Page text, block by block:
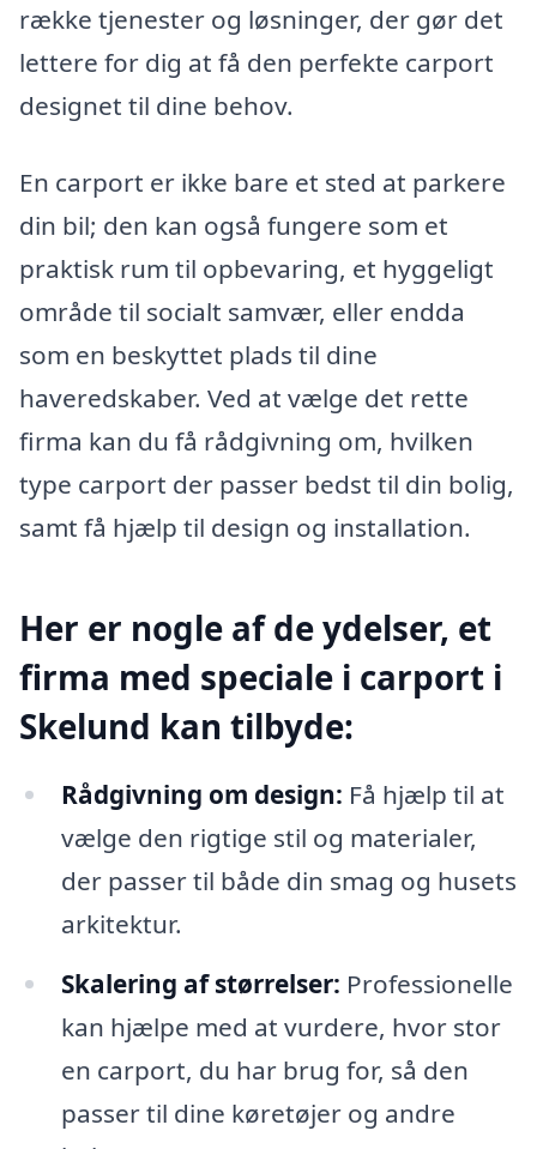
række tjenester og løsninger, der gør det
lettere for dig at få den perfekte carport
designet til dine behov.
En carport er ikke bare et sted at parkere
din bil; den kan også fungere som et
praktisk rum til opbevaring, et hyggeligt
område til socialt samvær, eller endda
som en beskyttet plads til dine
haveredskaber. Ved at vælge det rette
firma kan du få rådgivning om, hvilken
type carport der passer bedst til din bolig,
samt få hjælp til design og installation.
Her er nogle af de ydelser, et
firma med speciale i carport i
Skelund kan tilbyde:
Rådgivning om design: Få hjælp til at
vælge den rigtige stil og materialer,
der passer til både din smag og husets
arkitektur.
Skalering af størrelser: Professionelle
kan hjælpe med at vurdere, hvor stor
en carport, du har brug for, så den
passer til dine køretøjer og andre